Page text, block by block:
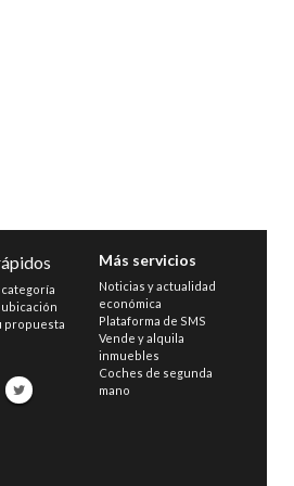
propuesta
Más servicios
Noticias y actualidad
económica
Plataforma de SMS
Vende y alquila
inmuebles
Coches de segunda
mano